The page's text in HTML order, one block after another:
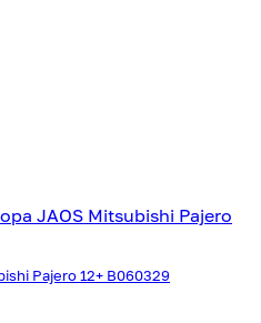
Pajero 12+ B060329